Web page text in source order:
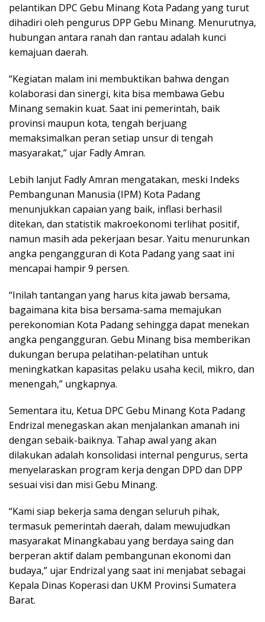
pelantikan DPC Gebu Minang Kota Padang yang turut
dihadiri oleh pengurus DPP Gebu Minang. Menurutnya,
hubungan antara ranah dan rantau adalah kunci
kemajuan daerah.
“Kegiatan malam ini membuktikan bahwa dengan
kolaborasi dan sinergi, kita bisa membawa Gebu
Minang semakin kuat. Saat ini pemerintah, baik
provinsi maupun kota, tengah berjuang
memaksimalkan peran setiap unsur di tengah
masyarakat,” ujar Fadly Amran.
Lebih lanjut Fadly Amran mengatakan, meski Indeks
Pembangunan Manusia (IPM) Kota Padang
menunjukkan capaian yang baik, inflasi berhasil
ditekan, dan statistik makroekonomi terlihat positif,
namun masih ada pekerjaan besar. Yaitu menurunkan
angka pengangguran di Kota Padang yang saat ini
mencapai hampir 9 persen.
“Inilah tantangan yang harus kita jawab bersama,
bagaimana kita bisa bersama-sama memajukan
perekonomian Kota Padang sehingga dapat menekan
angka pengangguran. Gebu Minang bisa memberikan
dukungan berupa pelatihan-pelatihan untuk
meningkatkan kapasitas pelaku usaha kecil, mikro, dan
menengah,” ungkapnya.
Sementara itu, Ketua DPC Gebu Minang Kota Padang
Endrizal menegaskan akan menjalankan amanah ini
dengan sebaik-baiknya. Tahap awal yang akan
dilakukan adalah konsolidasi internal pengurus, serta
menyelaraskan program kerja dengan DPD dan DPP
sesuai visi dan misi Gebu Minang.
“Kami siap bekerja sama dengan seluruh pihak,
termasuk pemerintah daerah, dalam mewujudkan
masyarakat Minangkabau yang berdaya saing dan
berperan aktif dalam pembangunan ekonomi dan
budaya,” ujar Endrizal yang saat ini menjabat sebagai
Kepala Dinas Koperasi dan UKM Provinsi Sumatera
Barat.